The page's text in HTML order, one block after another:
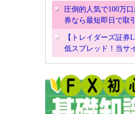
圧倒的人気で100万
券なら最短即日で取
【トレイダーズ証券
低スプレッド！当サ